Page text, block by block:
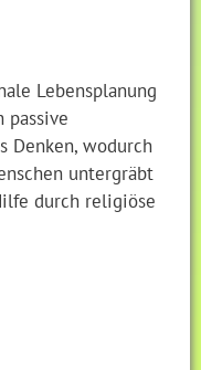
Lebensplanung
passive
Denken, wodurch
untergräbt
durch religiöse